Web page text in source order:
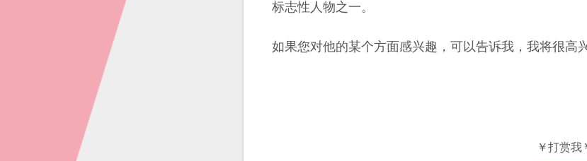
标志性人物之一。
如果您对他的某个方面感兴趣，可以告诉我，我将很高
￥打赏我